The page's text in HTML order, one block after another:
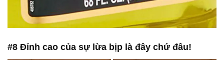
#8 Đỉnh cao của sự lừa bịp là đây chứ đâu!